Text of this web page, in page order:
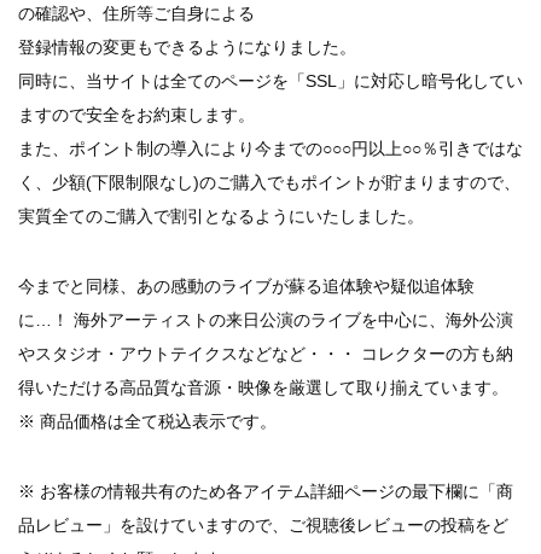
ユーライア・ヒープ / 2023年8月3日 ドイツ W.O.A. 公演 FHD 完
全収録！
ジャーニー / 1979年5月8+9日 コロラド州 2公演 SBD 完全収録！
*NEW RELEASE (最新約3ヶ月)
NGHFB / 2024年7月28日 フジロック’24公演 超高音質AI-SBD！
*NEW RELEASE (最新約3ヶ月)
2024.8.24
ウォーニング / 2024年4月22日 英リーズ公演 超高音質
ビリー・ジョエル / 2024年3月24日 100Aniv. 米M.S.G公演 完全
収録！
*NEW RELEASE (最新約3ヶ月)
2024.6.24
リアム・ギャラガー / 2024年6月3日 カーディフ公演 IEM/AUD 完
全収録！
*NEW RELEASE (最新約3ヶ月)
2024.6.24
*NEW RELEASE (最新約3ヶ月)
2024.6.20
マネスキン / 2024年6月9日 ドイツ ROCK AM RING 公演 FHD 完
全収録！
の確認や、住所等ご自身による
登録情報の変更もできるようになりました。
同時に、当サイトは全てのページを「SSL」に対応し暗号化してい
ますので安全をお約束します。
また、ポイント制の導入により今までの○○○円以上○○％引きではな
く、少額(下限制限なし)のご購入でもポイントが貯まりますので、
実質全てのご購入で割引となるようにいたしました。
今までと同様、あの感動のライブが蘇る追体験や疑似追体験
に…！ 海外アーティストの来日公演のライブを中心に、海外公演
やスタジオ・アウトテイクスなどなど・・・ コレクターの方も納
得いただける高品質な音源・映像を厳選して取り揃えています。
※ 商品価格は全て税込表示です。
※ お客様の情報共有のため各アイテム詳細ページの最下欄に「商
品レビュー」を設けていますので、ご視聴後レビューの投稿をど